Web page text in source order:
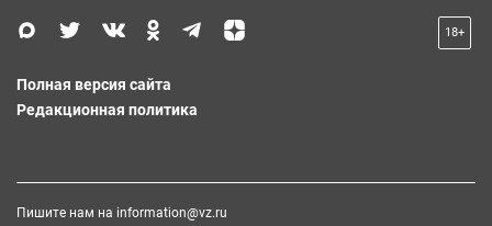
18+
Полная версия сайта
Редакционная политика
Пишите нам на information@vz.ru